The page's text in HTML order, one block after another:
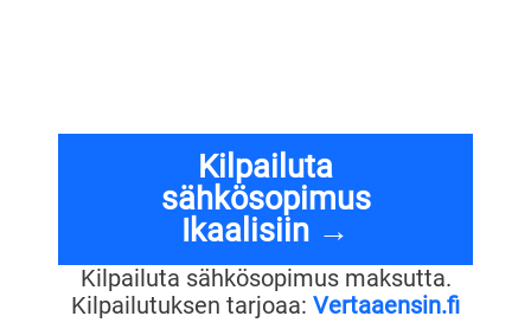
Kilpailuta
sähkösopimus
Ikaalisiin →
Kilpailuta sähkösopimus maksutta.
Kilpailutuksen tarjoaa: Vertaaensin.fi